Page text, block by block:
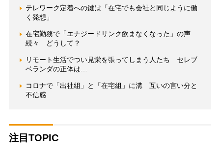
テレワーク定着への鍵は「在宅でも会社と同じように働
く発想」
在宅勤務で「エナジードリンク飲まなくなった」の声
続々 どうして？
リモート生活でつい見栄を張ってしまう人たち セレブ
ベランダの正体は…
コロナで「出社組」と「在宅組」に溝 互いの言い分と
不信感
注目TOPIC